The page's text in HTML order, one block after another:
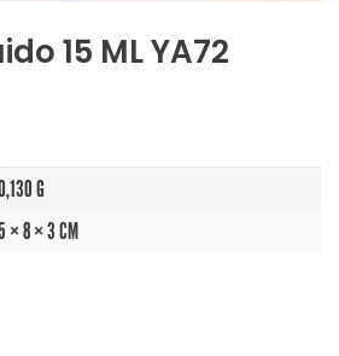
15 ML YA72
G
× 8 × 3 CM